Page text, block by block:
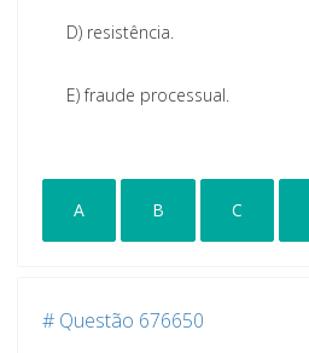
D) resistência.
E)fraude processual.
A B C
# Questão 676650